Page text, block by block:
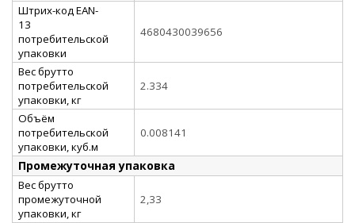
Штрих-код EAN-
13
потребительской
упаковки
4680430039656
Вес брутто
потребительской
упаковки, кг
2.334
Объём
потребительской
упаковки, куб.м
0.008141
Промежуточная упаковка
Вес брутто
промежуточной
упаковки, кг
2,33